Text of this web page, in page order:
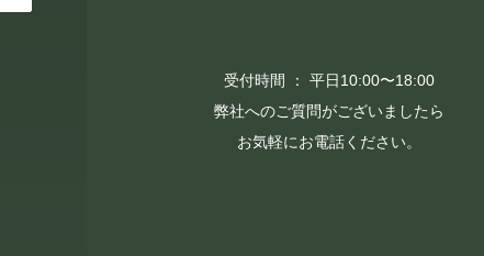
受付時間 ： 平日10:00〜18:00
弊社へのご質問がございましたら
お気軽にお電話ください。